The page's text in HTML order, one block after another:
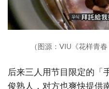
（图源：VIU《花样青
后来三人用节目限定的「
俊熟人，对方也爽快提供